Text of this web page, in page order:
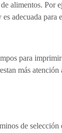
alimentos.
adecuada
para
más
de